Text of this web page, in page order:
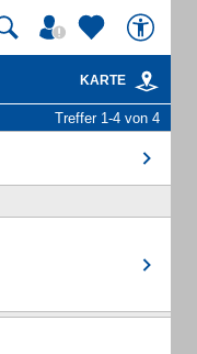
KARTE
Treffer 1-4 von 4